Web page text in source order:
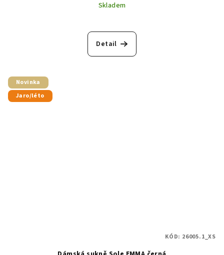
Skladem
Detail
Novinka
Jaro/léto
KÓD: 26005.1_XS